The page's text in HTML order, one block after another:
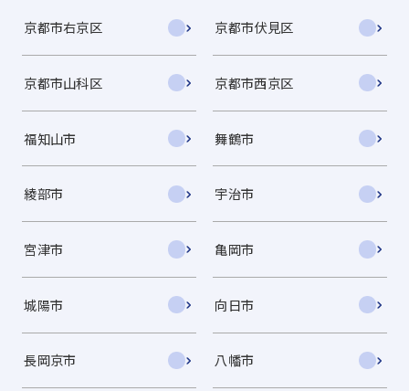
京都市右京区 京都市伏見区
京都市山科区 京都市西京区
福知山市 舞鶴市
綾部市 宇治市
宮津市 亀岡市
城陽市 向日市
長岡京市 八幡市